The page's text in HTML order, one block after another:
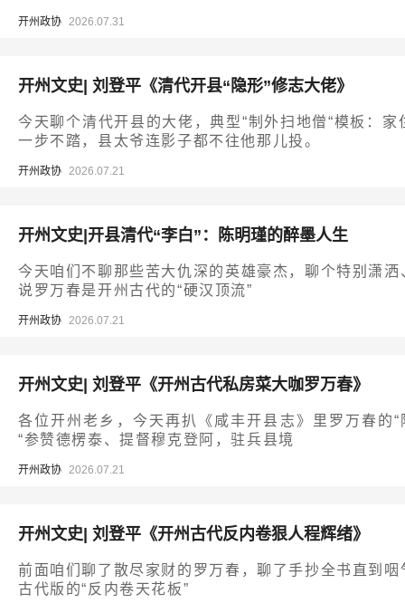
开州政协 2026.07.31
开州文史| 刘登平《清代开县“隐形”修志大佬》
今天聊个清代开县的大佬，典型“制外扫地僧“模板：
一步不踏，县太爷连影子都不往他那儿投。
开州政协 2026.07.21
开州文史|开县清代“李白”：陈明瑾的醉墨人生
今天咱们不聊那些苦大仇深的英雄豪杰，聊个特别潇
说罗万春是开州古代的“硬汉顶流”
开州政协 2026.07.21
开州文史| 刘登平《开州古代私房菜大咖罗万春》
各位开州老乡，今天再扒《咸丰开县志》里罗万春的
“参赞德楞泰、提督穆克登阿，驻兵县境
开州政协 2026.07.21
开州文史| 刘登平《开州古代反内卷狠人程辉绪》
前面咱们聊了散尽家财的罗万春，聊了手抄全书直到
古代版的“反内卷天花板”